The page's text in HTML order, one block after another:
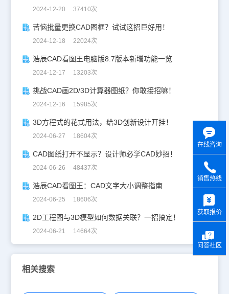
2024-12-20 37410次
苦恼批量更换CAD图框？试试这招巨好用！
2024-12-18 22024次
浩辰CAD看图王电脑版8.7版本新增功能一览
2024-12-17 13203次
挑战CAD画2D/3D计算器图纸？你敢接招嘛！
2024-12-16 15985次
3D方程式的花式用法，给3D创新设计开挂！
2024-06-27 18604次
CAD图纸打开不显示？设计师必学CAD妙招！
2024-06-26 48437次
浩辰CAD看图王：CAD文字大小调整指南
2024-06-25 18606次
2D工程图与3D模型如何数据关联？一招搞定！
2024-06-21 14664次
相关搜索
在线咨询
销售热线
获取报价
问答社区